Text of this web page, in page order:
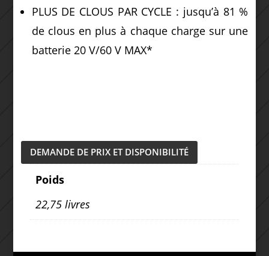
PLUS DE CLOUS PAR CYCLE : jusqu’à 81 %
de clous en plus à chaque charge sur une
batterie 20 V/60 V MAX*
DEMANDE DE PRIX ET DISPONIBILITÉ
Poids
22,75 livres